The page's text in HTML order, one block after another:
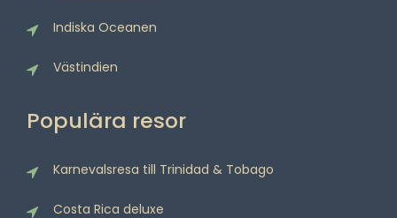
Indiska Oceanen
Västindien
Populära resor
Karnevalsresa till Trinidad & Tobago
Costa Rica deluxe